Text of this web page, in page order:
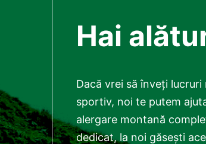
Hai
Dacă vrei să înveți
sportiv, noi te putem
alergare montană
dedicat, la noi găsești